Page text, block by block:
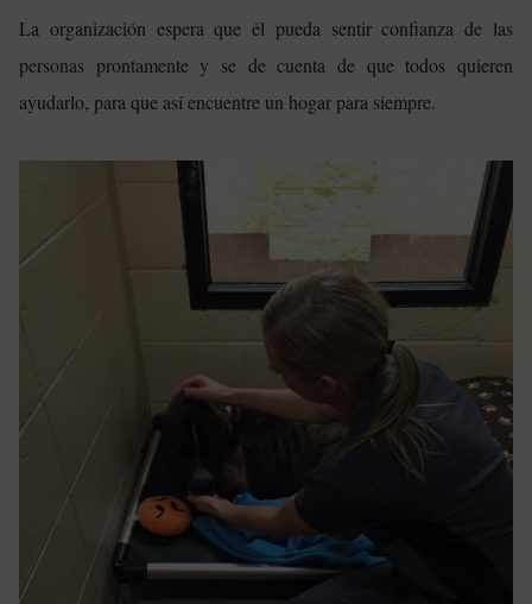
La organización espera que él pueda sentir confianza de las
personas prontamente y se de cuenta de que todos quieren
ayudarlo, para que así encuentre un hogar para siempre.